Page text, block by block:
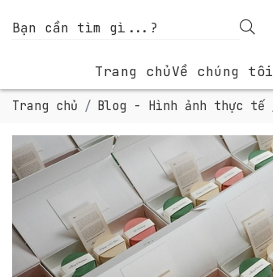
Trang chủVề chúng tôi
Trang chủ Blog - Hình ảnh thực tế